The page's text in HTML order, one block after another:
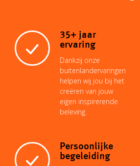
35+ jaar
ervaring
Dankzij onze
buitenlandervaringen
helpen wij jou bij het
creëren van jouw
eigen inspirerende
beleving.
Persoonlijke
begeleiding